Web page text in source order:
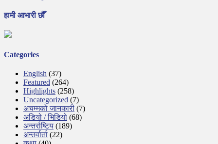
हामी आभारी छौँ
Categories
English (37)
Featured (264)
Highlights (258)
Uncategorized (7)
अचम्मको जानकारी (7)
अडियो / भिडियो (68)
अन्तर्राष्टिय (189)
अन्तर्वार्ता (22)